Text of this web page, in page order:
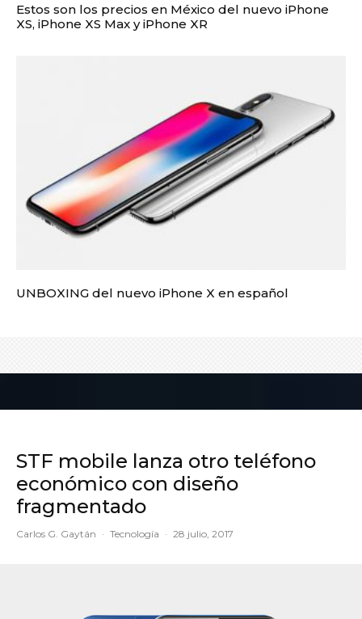
Estos son los precios en México del nuevo iPhone
XS, iPhone XS Max y iPhone XR
UNBOXING del nuevo iPhone X en español
STF mobile lanza otro teléfono
económico con diseño
fragmentado
Carlos G. Gaytán · Tecnología · 28 julio, 2017